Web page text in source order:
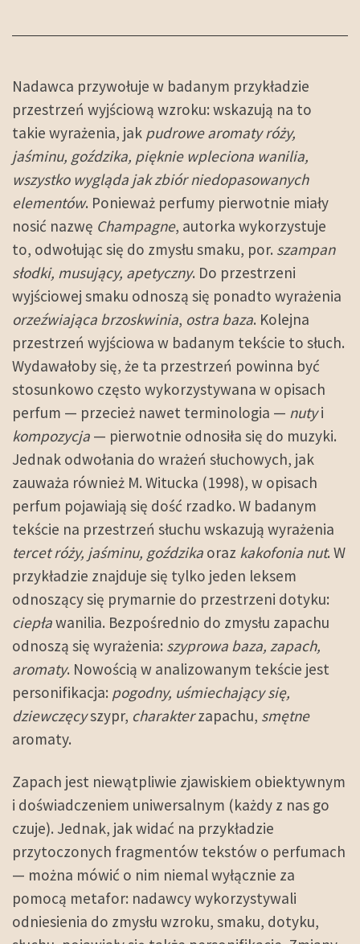
Nadawca przywołuje w badanym przykładzie
przestrzeń wyjściową wzroku: wskazują na to
takie wyrażenia, jak pudrowe aromaty róży,
jaśminu, goździka, pięknie wpleciona wanilia,
wszystko wygląda jak zbiór niedopasowanych
elementów. Ponieważ perfumy pierwotnie miały
nosić nazwę Champagne, autorka wykorzystuje
to, odwołując się do zmysłu smaku, por. szampan
słodki, musujący, apetyczny. Do przestrzeni
wyjściowej smaku odnoszą się ponadto wyrażenia
orzeźwiająca brzoskwinia, ostra baza. Kolejna
przestrzeń wyjściowa w badanym tekście to słuch.
Wydawałoby się, że ta przestrzeń powinna być
stosunkowo często wykorzystywana w opisach
perfum — przecież nawet terminologia — nutyi
kompozycja — pierwotnie odnosiła się do muzyki.
Jednak odwołania do wrażeń słuchowych, jak
zauważa również M. Witucka (1998), w opisach
perfum pojawiają się dość rzadko. W badanym
tekście na przestrzeń słuchu wskazują wyrażenia
tercet róży, jaśminu, goździka oraz kakofonia nut. W
przykładzie znajduje się tylko jeden leksem
odnoszący się prymarnie do przestrzeni dotyku:
ciepławanilia. Bezpośrednio do zmysłu zapachu
odnoszą się wyrażenia: szyprowa baza, zapach,
aromaty. Nowością w analizowanym tekście jest
personifikacja: pogodny, uśmiechający się,
dziewczęcyszypr, charakterzapachu, smętne
aromaty.
Zapach jest niewątpliwie zjawiskiem obiektywnym
i doświadczeniem uniwersalnym (każdy z nas go
czuje). Jednak, jak widać na przykładzie
przytoczonych fragmentów tekstów o perfumach
— można mówić o nim niemal wyłącznie za
pomocą metafor: nadawcy wykorzystywali
odniesienia do zmysłu wzroku, smaku, dotyku,